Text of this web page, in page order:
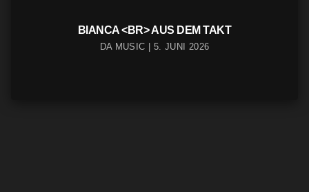
BIANCA <BR> AUS DEM TAKT
DA MUSIC | 5. JUNI 2026